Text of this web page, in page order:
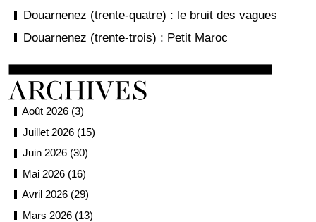
Douarnenez (trente-quatre) : le bruit des vagues
Douarnenez (trente-trois) : Petit Maroc
Août 2026 (3)
Juillet 2026 (15)
Juin 2026 (30)
Mai 2026 (16)
Avril 2026 (29)
Mars 2026 (13)